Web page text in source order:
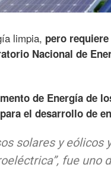
limpia, pero
Nacional de
de Energía de
el desarrollo de
solares y
fue uno